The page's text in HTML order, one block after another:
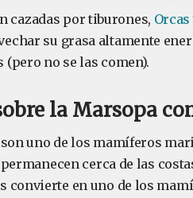
cazadas por tiburones, Orcas
su grasa altamente
no se las comen).
la Marsopa
uno de los mamíferos
cerca de las
convierte en uno de los